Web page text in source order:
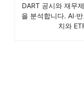
DART 공시와 재무
을 분석합니다. AI·
치와